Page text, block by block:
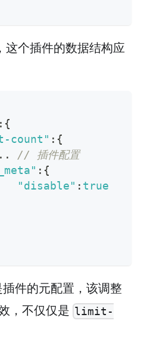
这个插件的数据结构应
: {
count" : {
// 插件配置
: {
"disable" : true
插件的元配置，该调整
，不仅仅是 limit-